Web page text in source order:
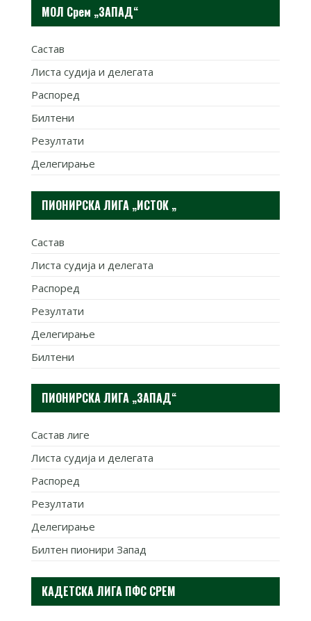
МОЛ Срем „ЗАПАД“
Састав
Листа судија и делегата
Распоред
Билтени
Резултати
Делегирање
ПИОНИРСКА ЛИГА „ИСТОК „
Састав
Листа судија и делегата
Распоред
Резултати
Делегирање
Билтени
ПИОНИРСКА ЛИГА „ЗАПАД“
Састав лиге
Листа судија и делегата
Распоред
Резултати
Делегирање
Билтен пионири Запад
КАДЕТСКА ЛИГА ПФС СРЕМ